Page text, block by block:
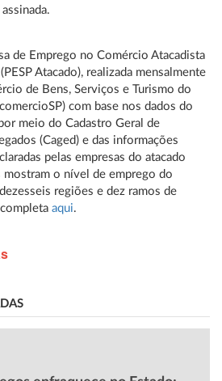
de Emprego no Comércio Atacadista
Atacado), realizada mensalmente
de Bens, Serviços e Turismo do
com base nos dados do
meio do Cadastro Geral de
(Caged) e das informações
pelas empresas do atacado
mostram o nível de emprego do
regiões e dez ramos de
aqui.